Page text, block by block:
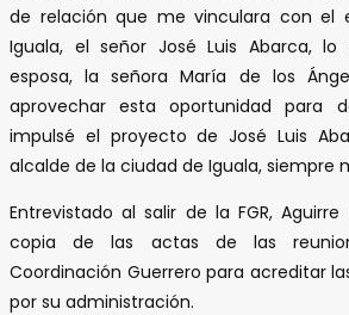
de relación que me vinculara con el
Iguala, el señor José Luis Abarca,
esposa, la señora María de los
aprovechar esta oportunidad para
impulsé el proyecto de José Luis
alcalde de la ciudad de Iguala, siempre
Entrevistado al salir de la FGR,
copia de las actas de las
Coordinación Guerrero para acreditar
por su administración.